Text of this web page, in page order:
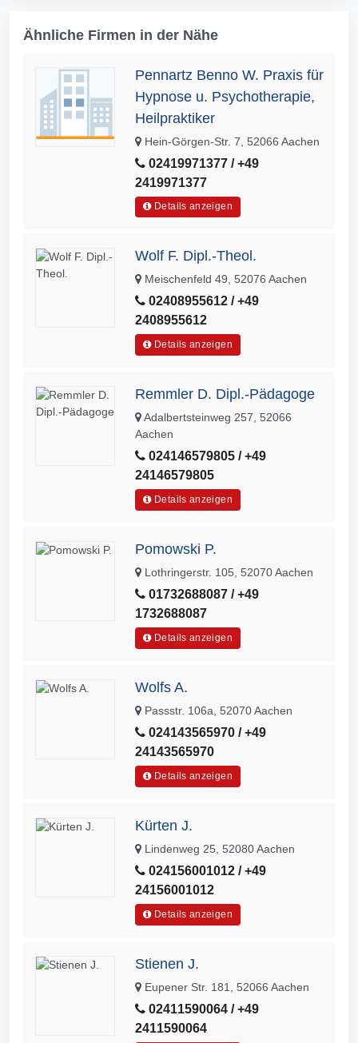
Ähnliche Firmen in der Nähe
Pennartz Benno W. Praxis für
Hypnose u. Psychotherapie,
Heilpraktiker
Hein-Görgen-Str. 7, 52066 Aachen
02419971377 / +49
2419971377
Details anzeigen
Wolf F. Dipl.-Theol.
Meischenfeld 49, 52076 Aachen
02408955612 / +49
2408955612
Details anzeigen
Remmler D. Dipl.-Pädagoge
Adalbertsteinweg 257, 52066
Aachen
024146579805 / +49
24146579805
Details anzeigen
Pomowski P.
Lothringerstr. 105, 52070 Aachen
01732688087 / +49
1732688087
Details anzeigen
Wolfs A.
Passstr. 106a, 52070 Aachen
024143565970 / +49
24143565970
Details anzeigen
Kürten J.
Lindenweg 25, 52080 Aachen
024156001012 / +49
24156001012
Details anzeigen
Stienen J.
Eupener Str. 181, 52066 Aachen
02411590064 / +49
2411590064